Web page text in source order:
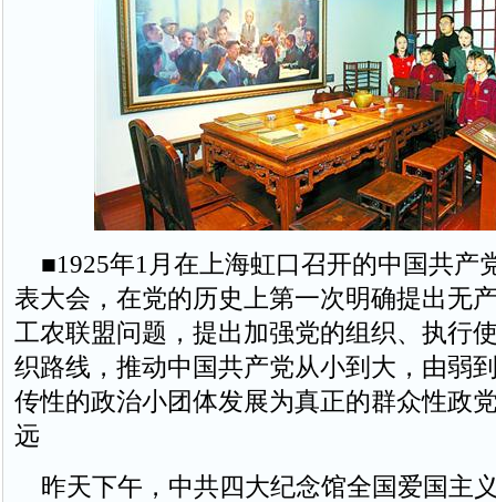
■1925年1月在上海虹口召开的中国共产
表大会，在党的历史上第一次明确提出无
工农联盟问题，提出加强党的组织、执行
织路线，推动中国共产党从小到大，由弱
传性的政治小团体发展为真正的群众性政
远
昨天下午，中共四大纪念馆全国爱国主